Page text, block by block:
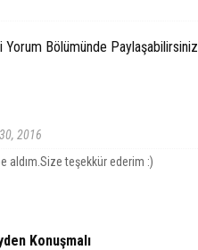
Yorum Bölümünde Paylaşabilirsiniz
2016
aldım.Size teşekkür ederim :)
Konuşmalı